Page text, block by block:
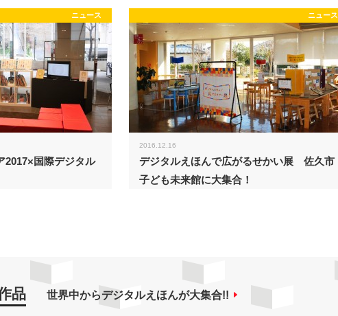
ニュース
2017×国際デジタル
ニュース
2016.12.16
デジタルえほんで広がるせかい展 佐久市
子ども未来館に大集合！
品 世界中からデジタルえほんが大集合!!